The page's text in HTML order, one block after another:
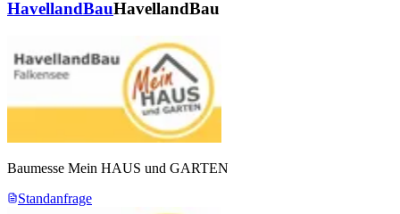
HavellandBauHavellandBau
Baumesse Mein HAUS und GARTEN
Standanfrage